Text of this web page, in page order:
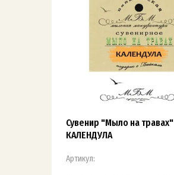
Сувенир "Мыло на травах"
КАЛЕНДУЛА
Артикул: